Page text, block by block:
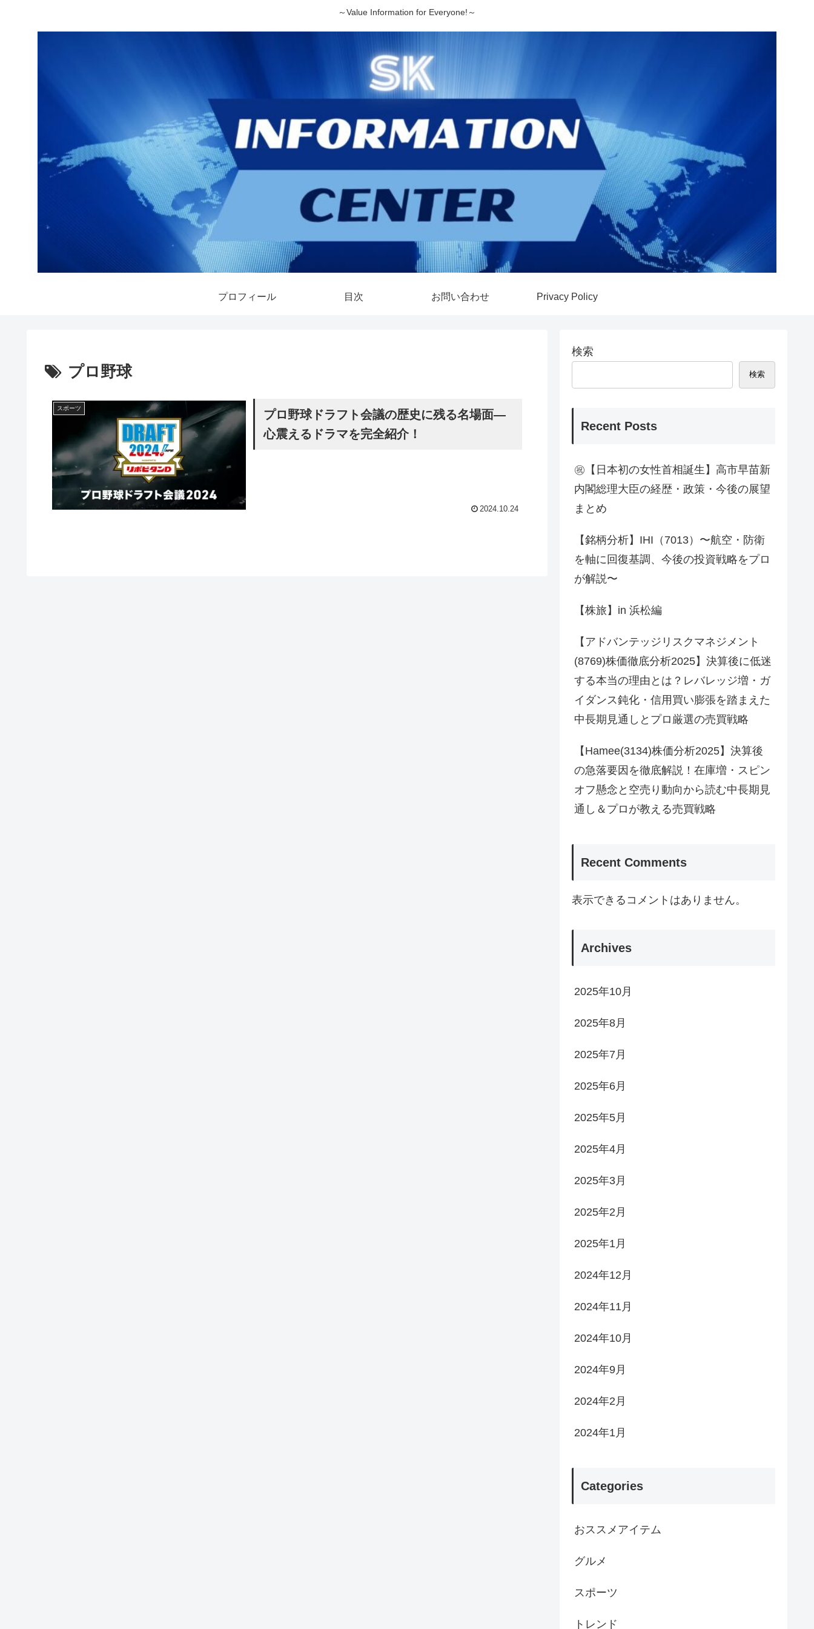
～Value Information for Everyone!～
プロフィール 目次 お問い合わせ Privacy Policy
プロ野球
スポーツ
プロ野球ドラフト会議の歴史に残る名場面—
心震えるドラマを完全紹介！
2024.10.24
検索
検索
Recent Posts
㊗【日本初の女性首相誕生】高市早苗新
内閣総理大臣の経歴・政策・今後の展望
まとめ
【銘柄分析】IHI（7013）〜航空・防衛
を軸に回復基調、今後の投資戦略をプロ
が解説〜
【株旅】in 浜松編
【アドバンテッジリスクマネジメント
(8769)株価徹底分析2025】決算後に低迷
する本当の理由とは？レバレッジ増・ガ
イダンス鈍化・信用買い膨張を踏まえた
中長期見通しとプロ厳選の売買戦略
【Hamee(3134)株価分析2025】決算後
の急落要因を徹底解説！在庫増・スピン
オフ懸念と空売り動向から読む中長期見
通し＆プロが教える売買戦略
Recent Comments
表示できるコメントはありません。
Archives
2025年10月
2025年8月
2025年7月
2025年6月
2025年5月
2025年4月
2025年3月
2025年2月
2025年1月
2024年12月
2024年11月
2024年10月
2024年9月
2024年2月
2024年1月
Categories
おススメアイテム
グルメ
スポーツ
トレンド